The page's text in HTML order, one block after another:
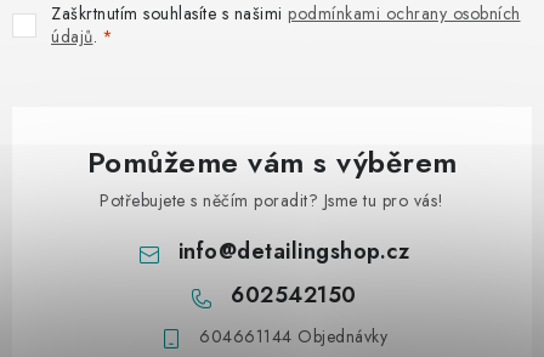
Zaškrtnutím souhlasíte s našimi podmínkami ochrany osobních
údajů.
Pomůžeme vám s výběrem
Potřebujete s něčím poradit? Jsme tu pro vás!
info@detailingshop.cz
602542150
604661144 Objednávky